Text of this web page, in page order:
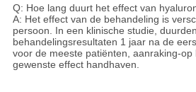
Q: Hoe lang duurt het effect van
A: Het effect van de behandeling is
persoon. In een klinische studie,
behandelingsresultaten 1 jaar na de
voor de meeste patiënten, aanraking-
gewenste effect handhaven.